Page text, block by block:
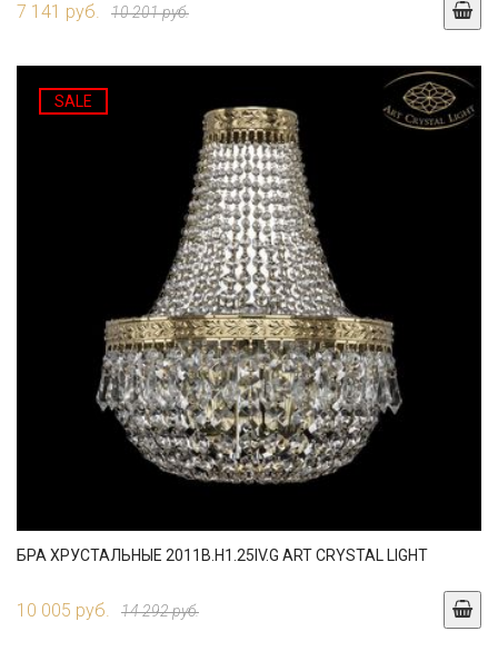
7 141 руб. 10 201 руб.
SALE
БРА ХРУСТАЛЬНЫЕ 2011B.H1.25IV.G ART CRYSTAL LIGHT
10 005 руб. 14 292 руб.